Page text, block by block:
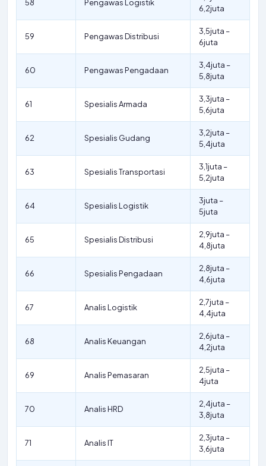
58 Pengawas Logistik
6,2juta
59 Pengawas Distribusi
3,5juta –
6juta
60 Pengawas Pengadaan
3,4juta –
5,8juta
61 Spesialis Armada
3,3juta –
5,6juta
62 Spesialis Gudang
3,2juta –
5,4juta
63 Spesialis Transportasi
3,1juta –
5,2juta
64 Spesialis Logistik
3juta –
5juta
65 Spesialis Distribusi
2,9juta –
4,8juta
66 Spesialis Pengadaan
2,8juta –
4,6juta
67 Analis Logistik
2,7juta –
4,4juta
68 Analis Keuangan
2,6juta –
4,2juta
69 Analis Pemasaran
2,5juta –
4juta
70 Analis HRD
2,4juta –
3,8juta
71 Analis IT
2,3juta –
3,6juta